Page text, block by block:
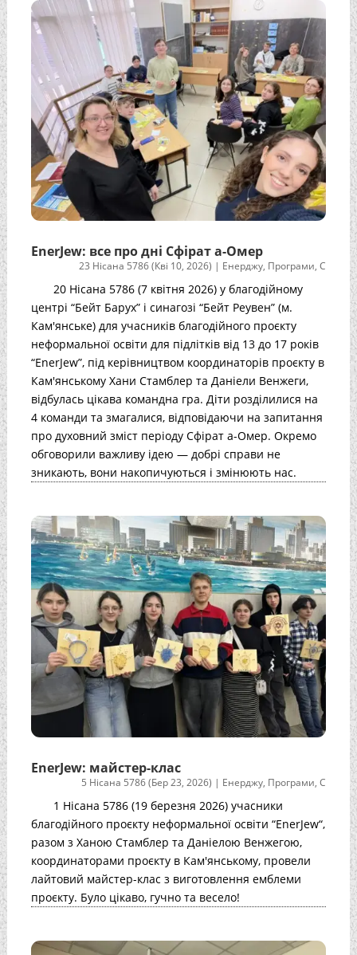
EnerJew: все про дні Сфірат а-Омер
23 Нісана 5786 (Кві 10, 2026) | Енерджу, Програми,С
20 Нісана 5786 (7 квітня 2026) у благодійному
центрі “Бейт Барух” і синагозі “Бейт Реувен” (м.
Кам'янське) для учасників благодійного проєкту
неформальної освіти для підлітків від 13 до 17 років
“EnerJew”, під керівництвом координаторів проєкту в
Кам'янському Хани Стамблер та Даніели Венжеги,
відбулась цікава командна гра. Діти розділилися на
4 команди та змагалися, відповідаючи на запитання
про духовний зміст періоду Сфірат а-Омер. Окремо
обговорили важливу ідею — добрі справи не
зникають, вони накопичуються і змінюють нас.
EnerJew: майстер-клас
5 Нісана 5786 (Бер 23, 2026) | Енерджу, Програми,С
1 Нісана 5786 (19 березня 2026) учасники
благодійного проєкту неформальної освіти “EnerJew“,
разом з Ханою Стамблер та Даніелою Венжегою,
координаторами проєкту в Кам'янському, провели
лайтовий майстер-клас з виготовлення емблеми
проєкту. Було цікаво, гучно та весело!